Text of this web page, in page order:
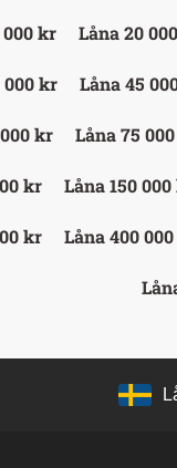
000 kr Låna 20
000 kr Låna 45
kr Låna 75
kr Låna 150
kr Låna 400